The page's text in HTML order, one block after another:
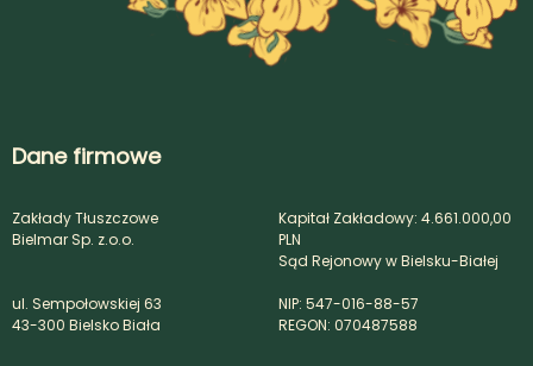
Dane firmowe
Zakłady Tłuszczowe
Bielmar Sp. z.o.o.
Kapitał Zakładowy: 4.661.000,00
PLN
Sąd Rejonowy w Bielsku-Białej
ul. Sempołowskiej 63
43-300 Bielsko Biała
NIP: 547-016-88-57
REGON: 070487588